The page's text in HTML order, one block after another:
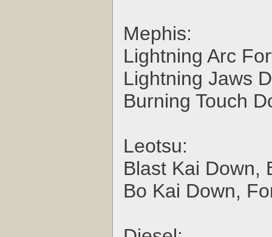
Mephis:
Lightning Arc
Lightning Jaws
Burning Touch
Leotsu:
Blast Kai Down,
Bo Kai Down,